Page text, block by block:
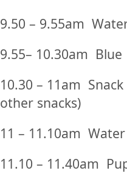
9.50 – 9.55am
9.55– 10.30am Blue
10.30 – 11am
other snacks)
11 – 11.10am
11.10 – 11.40am